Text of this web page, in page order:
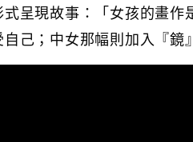
呈現故事：「女孩的畫
己；中女那幅則加入『鏡